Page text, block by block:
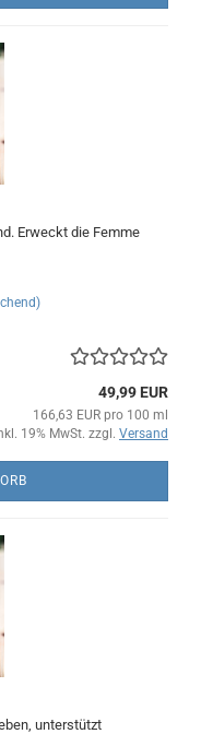
Erweckt die Femme
49,99 EUR
166,63 EUR pro 100 ml
19% MwSt. zzgl. Versand
unterstützt